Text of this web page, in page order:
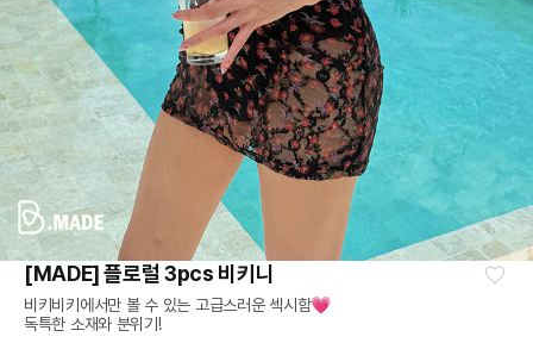
[MADE] 플로럴 3pcs 비키니
비키비키에서만 볼 수 있는 고급스러운 섹시함💗
독특한 소재와 분위기!